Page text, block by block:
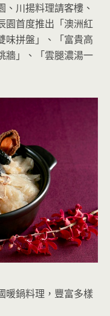
川揚料理請客樓、
園首度推出「澳洲紅
味拼盤」、「富貴高
牆」、「雲腿濃湯一
暖鍋料理，豐富多樣